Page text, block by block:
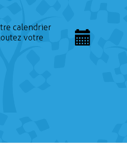
calendrier
votre